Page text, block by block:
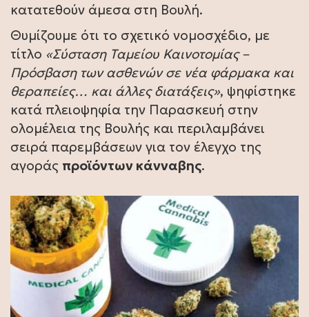
κατατεθούν άμεσα στη Βουλή.
Θυμίζουμε ότι το σχετικό νομοσχέδιο, με
τίτλο «Σύσταση Ταμείου Καινοτομίας –
Πρόσβαση των ασθενών σε νέα φάρμακα και
θεραπείες… και άλλες διατάξεις», ψηφίστηκε
κατά πλειοψηφία την Παρασκευή στην
ολομέλεια της Βουλής και περιλαμβάνει
σειρά παρεμβάσεων για τον έλεγχο της
αγοράς προϊόντων κάνναβης.